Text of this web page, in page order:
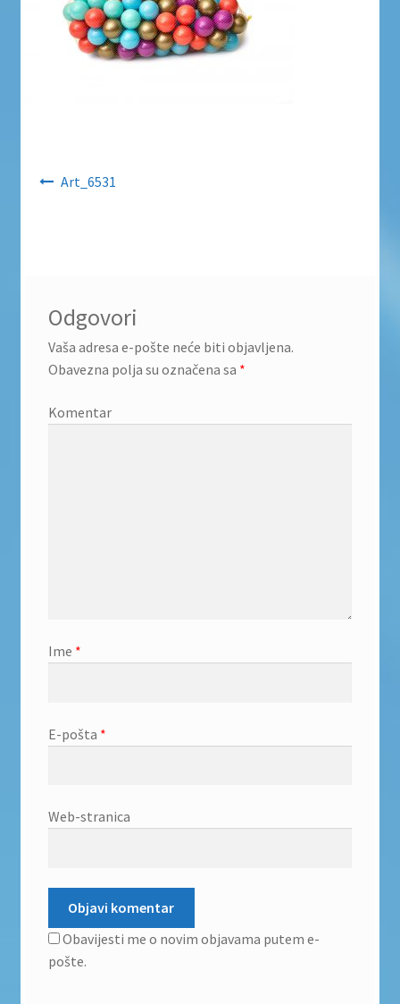
Uvjeti poslovanja
Uvjeti poslovanja
Art_6531
Odgovori
Vaša adresa e-pošte neće biti objavljena.
Obavezna polja su označena sa *
Komentar
Ime *
E-pošta *
Web-stranica
Obavijesti me o novim objavama putem e-
pošte.